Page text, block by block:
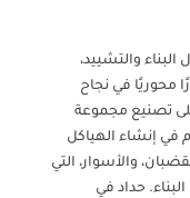
والتشييد،
محوريًا في نجاح
تصنيع مجموعة
في إنشاء الهياكل
والأسوار، التي
حداد في